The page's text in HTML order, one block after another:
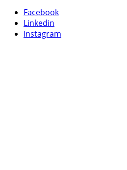
Facebook
Linkedin
Instagram